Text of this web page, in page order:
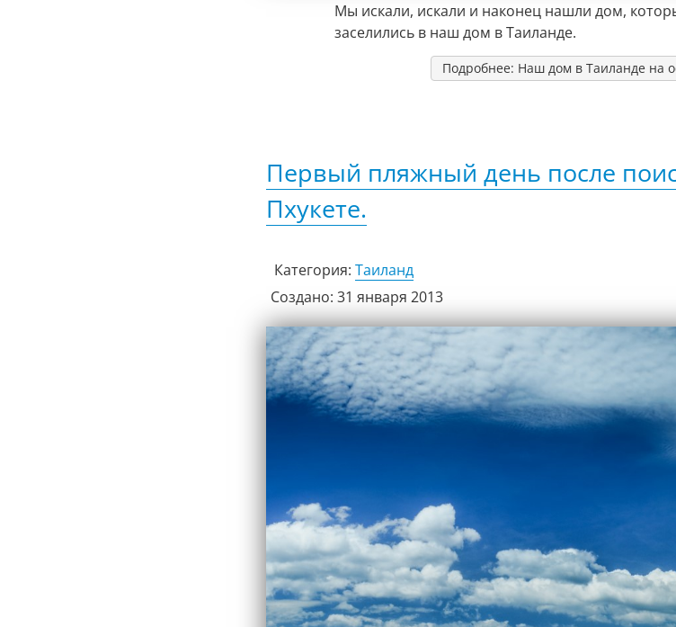
Мы искали, искали и наконец нашли дом,
заселились в наш дом в Таиланде.
Подробнее: Наш дом в Таиланде на
Первый пляжный день после
Пхукете.
Категория: Таиланд
Создано: 31 января 2013